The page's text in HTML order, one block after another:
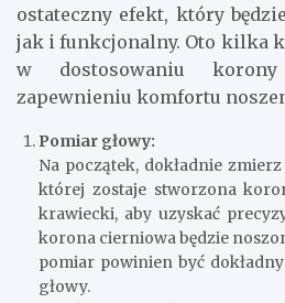
ostateczny efekt, który
jak i funkcjonalny. Oto kilka
w dostosowaniu
zapewnieniu komfortu
Pomiar głowy:
Na początek, dokładnie
której zostaje stworzona
krawiecki, aby uzyskać
korona cierniowa będzie
pomiar powinien być
głowy.